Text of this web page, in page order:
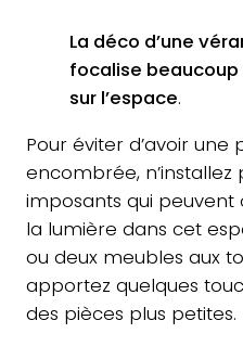
La déco d’une
focalise
sur l’espace.
Pour éviter d’avoir
encombrée, n’installez
imposants qui
la lumière dans cet
ou deux meubles aux
apportez quelques
des pièces plus petites.